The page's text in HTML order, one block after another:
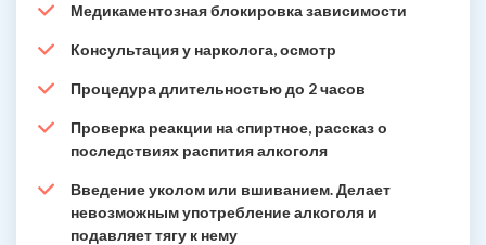
Медикаментозная блокировка зависимости
Консультация у нарколога, осмотр
Процедура длительностью до 2 часов
Проверка реакции на спиртное, рассказ о
последствиях распития алкоголя
Введение уколом или вшиванием. Делает
невозможным употребление алкоголя и
подавляет тягу к нему